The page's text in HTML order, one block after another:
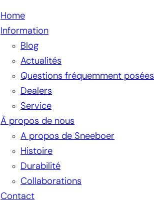
Home
Information
Blog
Actualités
Questions fréquemment posées
Dealers
Service
À propos de nous
A propos de Sneeboer
Histoire
Durabilité
Collaborations
Contact